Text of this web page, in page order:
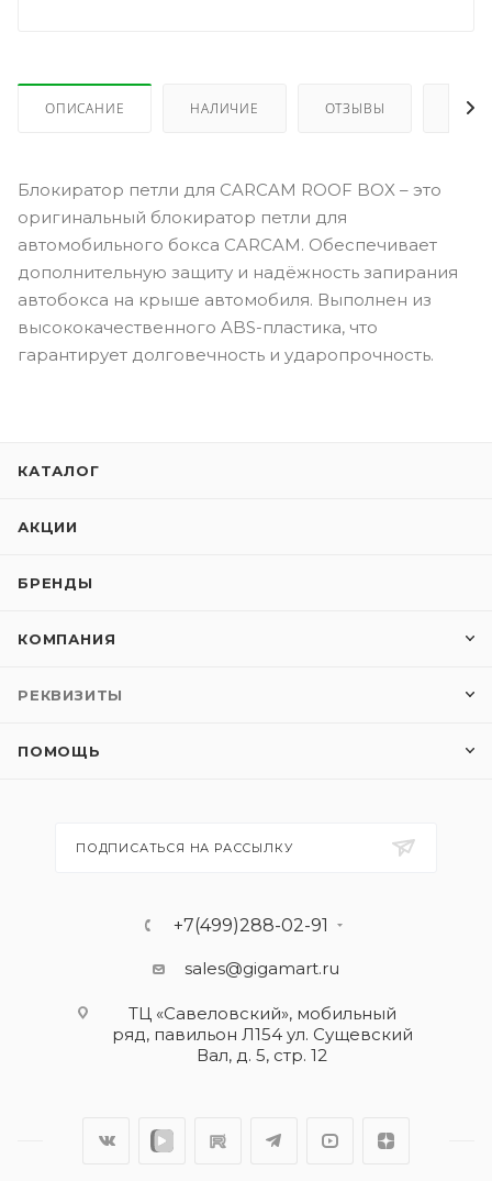
ОПИСАНИЕ НАЛИЧИЕ ОТЗЫВЫ КАК
Блокиратор петли для CARCAM ROOF BOX – это
оригинальный блокиратор петли для
автомобильного бокса CARCAM. Обеспечивает
дополнительную защиту и надёжность запирания
автобокса на крыше автомобиля. Выполнен из
высококачественного ABS-пластика, что
гарантирует долговечность и ударопрочность.
КАТАЛОГ
АКЦИИ
БРЕНДЫ
КОМПАНИЯ
РЕКВИЗИТЫ
ПОМОЩЬ
ПОДПИСАТЬСЯ НА РАССЫЛКУ
+7(499)288-02-91
sales@gigamart.ru
ТЦ «Савеловский», мобильный
ряд, павильон Л154 ул. Сущевский
Вал, д. 5, стр. 12